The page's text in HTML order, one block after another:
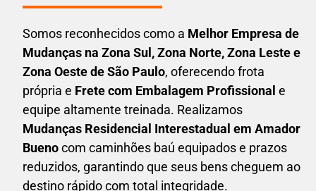
Somos reconhecidos como a Melhor Empresa de
Mudanças na Zona Sul, Zona Norte, Zona Leste e
Zona Oeste de São Paulo, oferecendo frota
própria e Frete com Embalagem Profissional e
equipe altamente treinada. Realizamos
Mudanças Residencial Interestadual em Amador
Buenocom caminhões baú equipados e prazos
reduzidos, garantindo que seus bens cheguem ao
destino rápido com total integridade.